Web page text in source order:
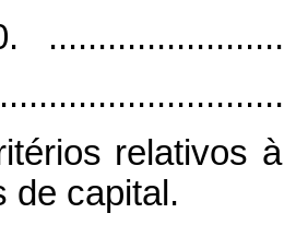
relativos
de capital.